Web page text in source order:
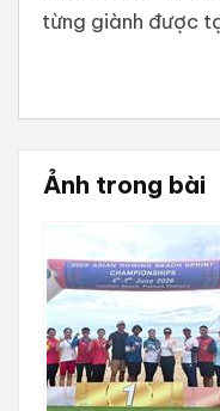
từng giành được
Ảnh trong bài